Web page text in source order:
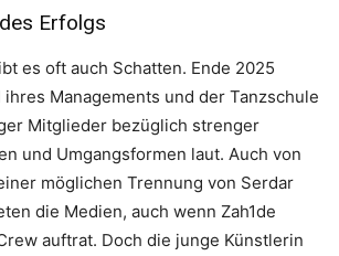
Erfolgs
es oft auch Schatten. Ende 2025
Managements und der Tanzschule
Mitglieder bezüglich strenger
und Umgangsformen laut. Auch von
möglichen Trennung von Serdar
die Medien, auch wenn Zah1de
auftrat. Doch die junge Künstlerin